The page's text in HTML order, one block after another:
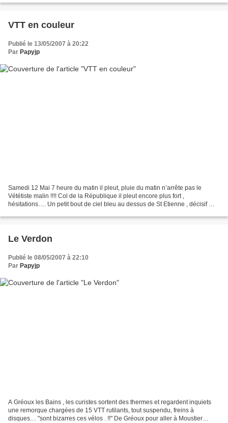
VTT en couleur
Publié le 13/05/2007 à 20:22
Par Papyjp
Samedi 12 Mai 7 heure du matin il pleut, pluie du matin n’arrête pas le
Vététiste malin !!!! Col de la République il pleut encore plus fort ,
hésitations…. Un petit bout de ciel bleu au dessus de St Etienne , décisif …..
Le Verdon
Publié le 08/05/2007 à 22:10
Par Papyjp
A Gréoux les Bains , les curistes sortent des thermes et regardent inquiets
une remorque chargées de 15 VTT rutilants, tout suspendu, freins à
disques… "sont bizarres ces vélos . !!" De Gréoux pour aller à Moustier